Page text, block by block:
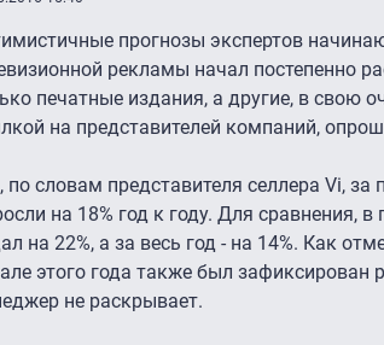
прогнозы экспертов
рекламы начал постепенно
печатные издания, а другие, в свою
на представителей компаний,
по словам представителя селлера Vi,
на 18% год к году. Для сравнения,
на 22%, а за весь год - на 14%. Как
этого года также был
не раскрывает.